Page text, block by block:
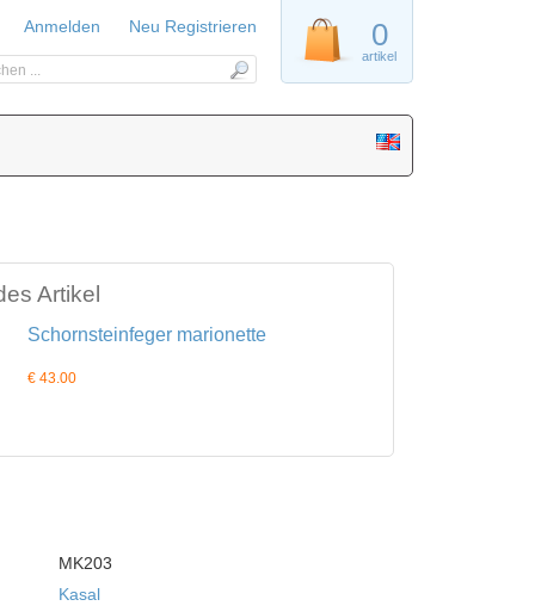
Artikel
Schornsteinfeger marionette
€ 43.00
MK203
Kasal
0
artikel
Anmelden Neu Registrieren